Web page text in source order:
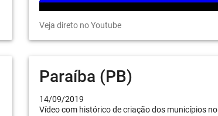
Veja direto no Youtube
Paraíba (PB)
14/09/2019
Vídeo com histórico de criação dos municípios no